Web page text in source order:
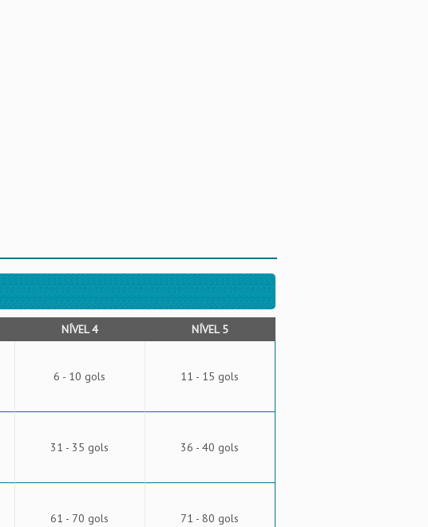
NÍVEL 4 NÍVEL 5
6 - 10 gols 11 - 15 gols
31 - 35 gols 36 - 40 gols
61 - 70 gols 71 - 80 gols